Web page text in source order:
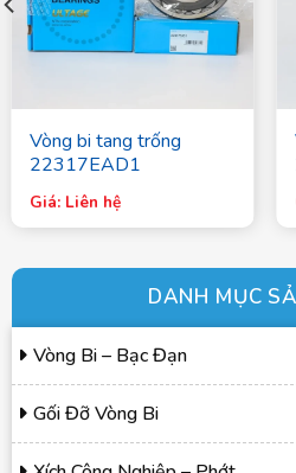
DANH MỤC
Vòng Bi – Bạc Đạn
Gối Đỡ Vòng Bi
Vòng bi tang trống
22317EAD1
Giá: Liên hệ